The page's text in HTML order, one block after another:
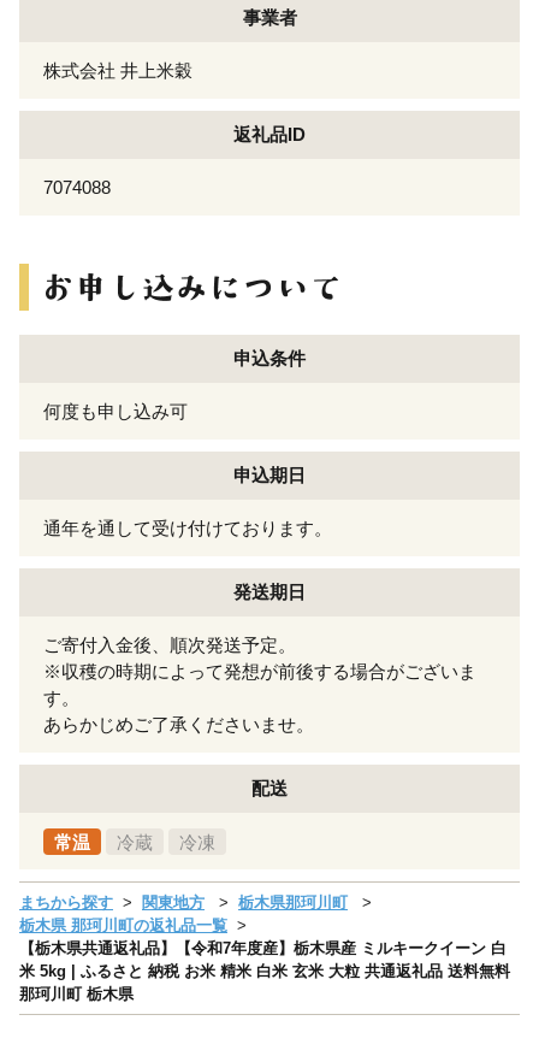
事業者
株式会社 井上米穀
返礼品ID
7074088
申込条件
何度も申し込み可
申込期日
通年を通して受け付けております。
発送期日
ご寄付入金後、順次発送予定。
※収穫の時期によって発想が前後する場合がございま
す。
あらかじめご了承くださいませ。
配送
常温 冷蔵 冷凍
まちから探す 関東地方
栃木県那珂川町
栃木県 那珂川町の返礼品一覧
【栃木県共通返礼品】【令和7年度産】栃木県産 ミルキークイーン 白
米 5kg | ふるさと 納税 お米 精米 白米 玄米 大粒 共通返礼品 送料無料
那珂川町 栃木県